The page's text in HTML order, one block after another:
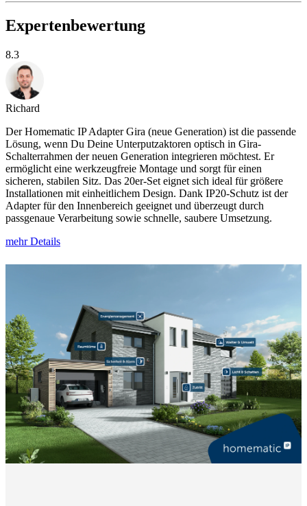
Expertenbewertung
8.3
Richard
Der Homematic IP Adapter Gira (neue Generation) ist die passende
Lösung, wenn Du Deine Unterputzaktoren optisch in Gira-
Schalterrahmen der neuen Generation integrieren möchtest. Er
ermöglicht eine werkzeugfreie Montage und sorgt für einen
sicheren, stabilen Sitz. Das 20er-Set eignet sich ideal für größere
Installationen mit einheitlichem Design. Dank IP20-Schutz ist der
Adapter für den Innenbereich geeignet und überzeugt durch
passgenaue Verarbeitung sowie schnelle, saubere Umsetzung.
mehr Details